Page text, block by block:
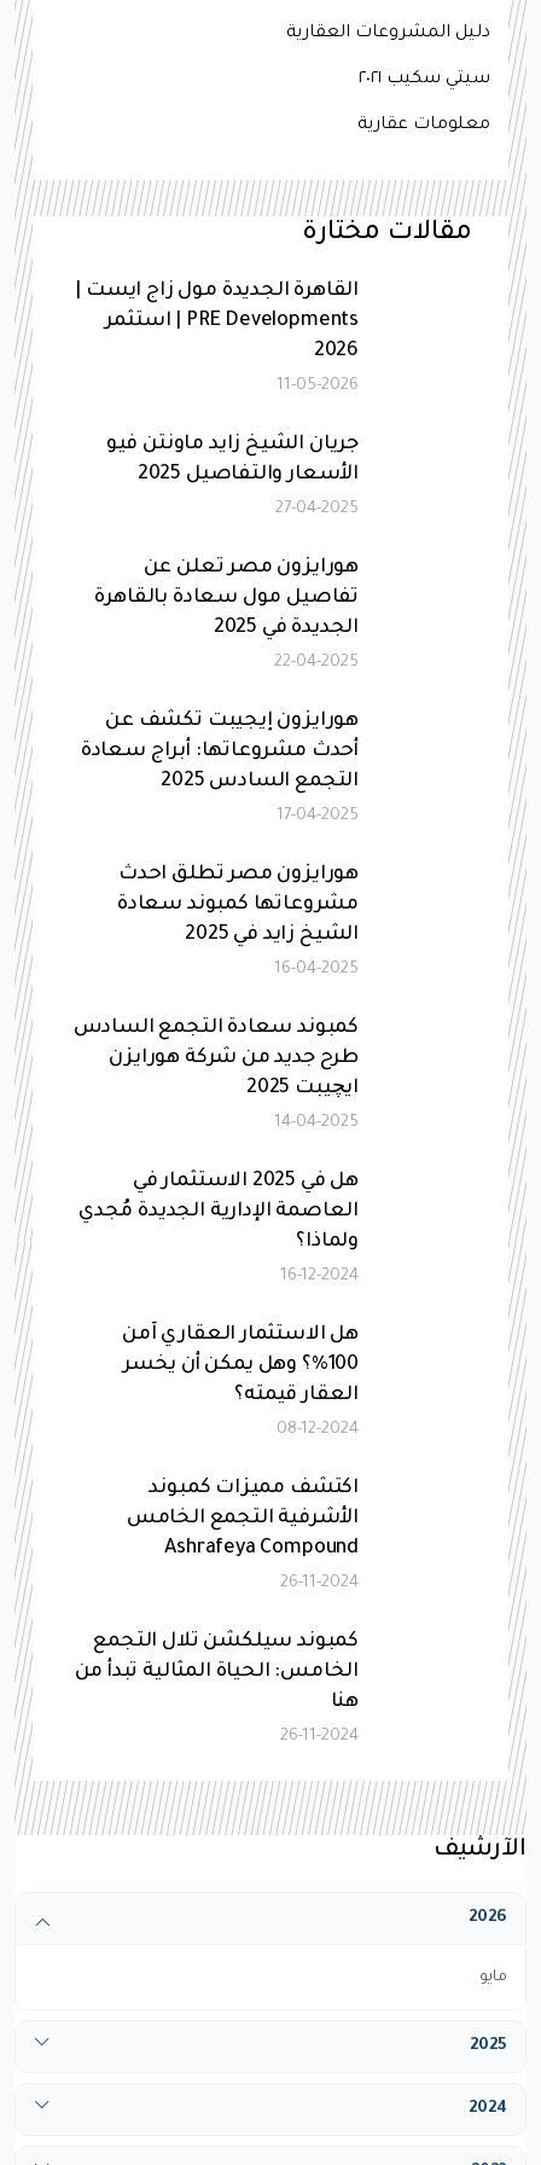
دليل المشروعات العقارية
سيتي سكيب ٢٠٢١
معلومات عقارية
مقالات مختارة
القاهرة الجديدة مول زاج ايست |
PRE Developments | استثمر
2026
11-05-2026
جريان الشيخ زايد ماونتن فيو
الأسعار والتفاصيل 2025
27-04-2025
هورايزون مصر تعلن عن
تفاصيل مول سعادة بالقاهرة
الجديدة في 2025
22-04-2025
هورايزون إيجيبت تكشف عن
أحدث مشروعاتها: أبراج سعادة
التجمع السادس 2025
17-04-2025
هورايزون مصر تطلق احدث
مشروعاتها كمبوند سعادة
الشيخ زايد في 2025
16-04-2025
كمبوند سعادة التجمع السادس
طرح جديد من شركة هورايزن
ايچيبت 2025
14-04-2025
هل في 2025 الاستثمار في
العاصمة الإدارية الجديدة مُجدي
ولماذا؟
16-12-2024
هل الاستثمار العقاري آمن
100%؟ وهل يمكن أن يخسر
العقار قيمته؟
08-12-2024
اكتشف مميزات كمبوند
الأشرفية التجمع الخامس
Ashrafeya Compound
26-11-2024
كمبوند سيلكشن تلال التجمع
الخامس: الحياة المثالية تبدأ من
هنا
26-11-2024
الآرشيف
2026
مايو
2025
2024